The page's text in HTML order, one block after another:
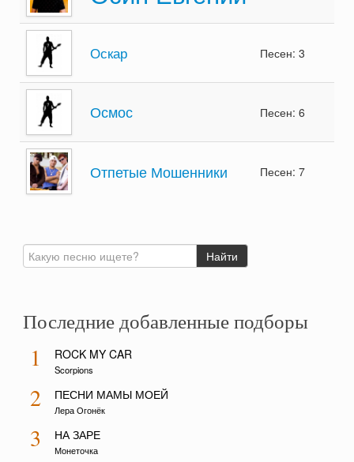
Оскар Песен: 3
Осмос Песен: 6
Отпетые Мошенники Песен: 7
Последние добавленные подборы
1 ROCK MY CAR
Scorpions
2 ПЕСНИ МАМЫ МОЕЙ
Лера Огонёк
3 НА ЗАРЕ
Монеточка